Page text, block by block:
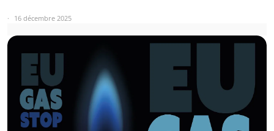
16 décembre 2025